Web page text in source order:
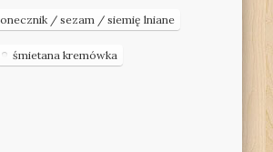
/ sezam / siemię lniane
śmietana kremówka